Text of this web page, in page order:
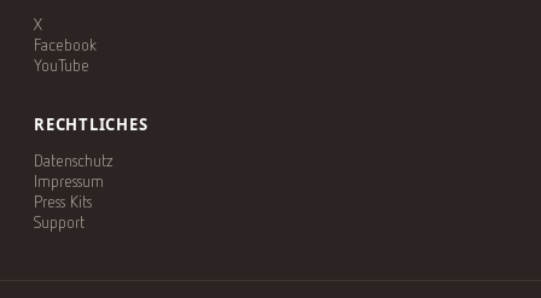
X
Facebook
YouTube
RECHTLICHES
Datenschutz
Impressum
Press Kits
Support